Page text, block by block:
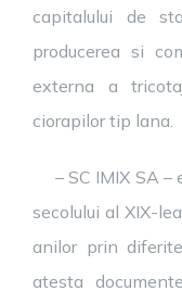
capitalului de
producerea si
externa a
ciorapilor tip lana.
– SC IMIX SA –
secolului al XIX-
anilor prin
atesta